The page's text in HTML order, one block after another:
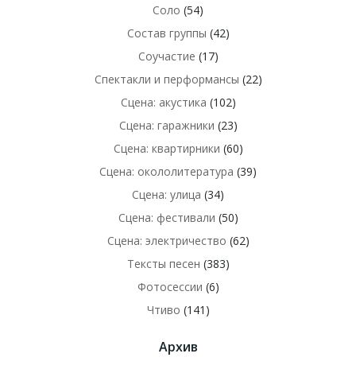
Соло (54)
Состав группы (42)
Соучастие (17)
Спектакли и перформансы (22)
Сцена: акустика (102)
Сцена: гаражники (23)
Сцена: квартирники (60)
Сцена: окололитература (39)
Сцена: улица (34)
Сцена: фестивали (50)
Сцена: электричество (62)
Тексты песен (383)
Фотосессии (6)
Чтиво (141)
Архив